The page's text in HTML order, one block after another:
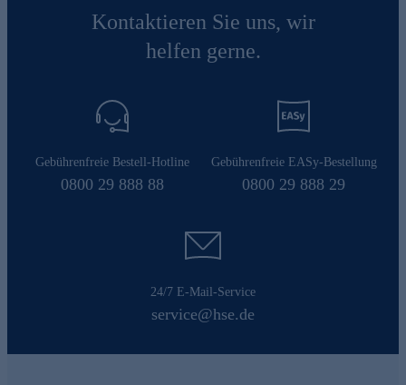
Kontaktieren Sie uns, wir
helfen gerne.
Gebührenfreie Bestell-Hotline
0800 29 888 88
Gebührenfreie EASy-Bestellung
0800 29 888 29
24/7 E-Mail-Service
service@hse.de